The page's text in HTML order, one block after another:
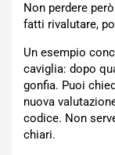
Non perdere
fatti rivalutare,
Un esempio
caviglia: dopo
gonfia. Puoi
nuova
codice. Non
chiari.